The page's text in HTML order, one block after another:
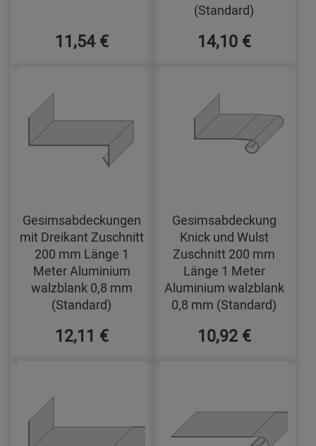
11,54 €
(Standard)
14,10 €
Gesimsabdeckungen
mit Dreikant Zuschnitt
200 mm Länge 1
Meter Aluminium
walzblank 0,8 mm
(Standard)
12,11 €
Gesimsabdeckung
Knick und Wulst
Zuschnitt 200 mm
Länge 1 Meter
Aluminium walzblank
0,8 mm (Standard)
10,92 €